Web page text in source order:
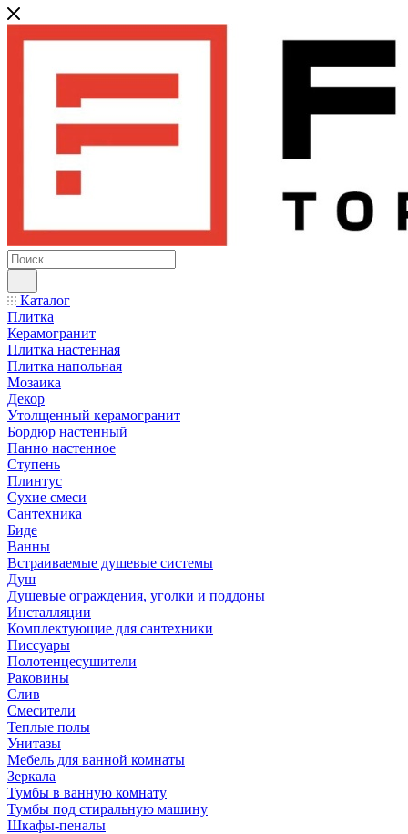
Каталог
Плитка
Керамогранит
Плитка настенная
Плитка напольная
Мозаика
Декор
Утолщенный керамогранит
Бордюр настенный
Панно настенное
Ступень
Плинтус
Сухие смеси
Сантехника
Биде
Ванны
Встраиваемые душевые системы
Душ
Душевые ограждения, уголки и поддоны
Инсталляции
Комплектующие для сантехники
Писсуары
Полотенцесушители
Раковины
Слив
Смесители
Теплые полы
Унитазы
Мебель для ванной комнаты
Зеркала
Тумбы в ванную комнату
Тумбы под стиральную машину
Шкафы-пеналы